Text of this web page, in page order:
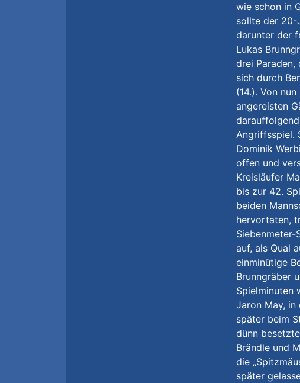
wie schon in
sollte der 20-
darunter der
Lukas
drei
sich durch
(14.). Von
angereisten
Angriffsspiel.
Dominik
offen und
Kreisläufer
bis zur 42.
beiden
hervortaten,
auf, als Qual
einminütige
Brunngräber
Spielminuten
Jaron May, in
später beim
dünn
Brändle und
die
später